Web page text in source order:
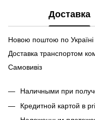
Доставка
Новою поштою по Україні
Доставка транспортом
Самовивіз
Наличными при
Кредитной картой в